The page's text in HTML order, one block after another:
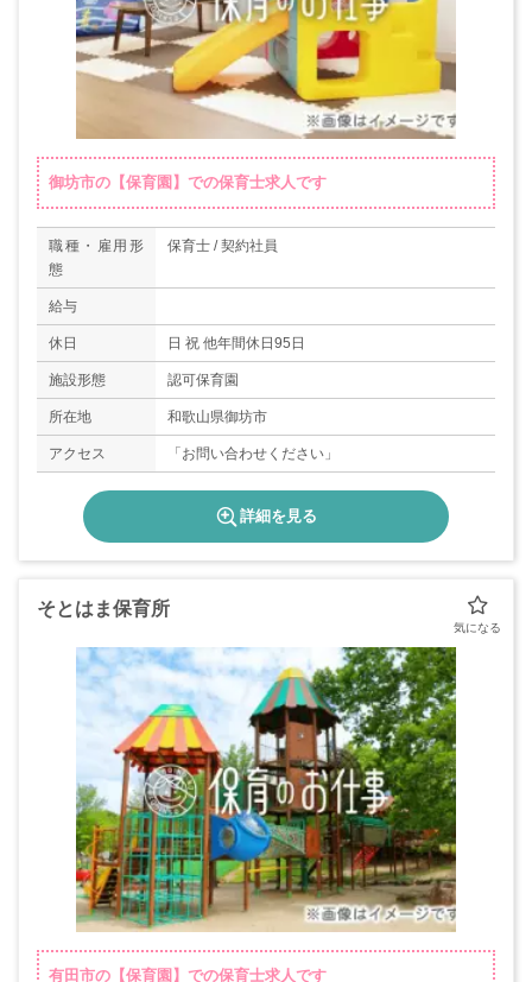
御坊市の【保育園】での保育士求人です
職種・雇用形
態
保育士 / 契約社員
給与
休日 日 祝 他年間休日95日
施設形態 認可保育園
所在地 和歌山県御坊市
アクセス 「お問い合わせください」
詳細を見る
そとはま保育所
有田市の【保育園】での保育士求人です